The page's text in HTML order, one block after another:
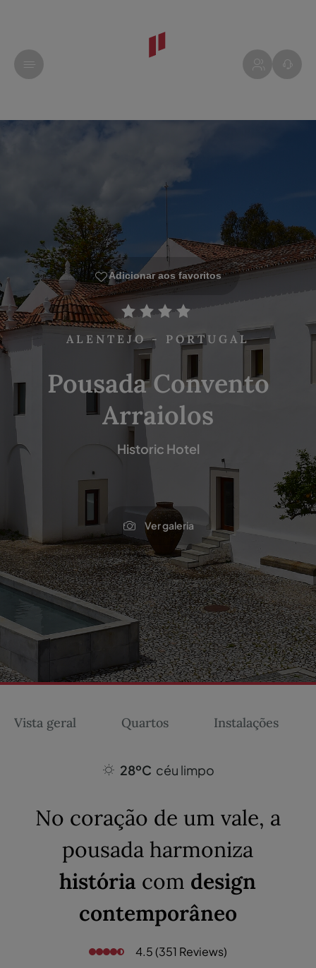
Adicionar aos favoritos
ALENTEJO - PORTUGAL
Pousada Convento
Arraiolos
Historic Hotel
Ver galeria
Vista geral Quartos Instalações
28ºC céu limpo
No coração de um vale, a
pousada harmoniza
história com design
contemporâneo
4.5 (351 Reviews)